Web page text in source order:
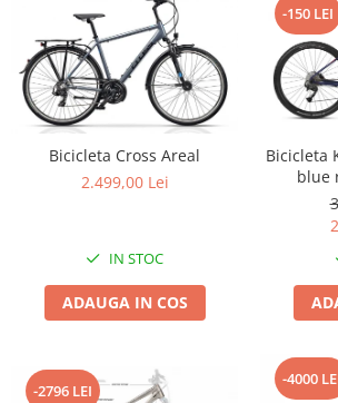
Manete frână
Manete combo
Piese manete
Manete schimbător
Manșoane și ghidolină
Ghidolină
Accesorii
Pinioane
Pipe
Roți spate
Bicicleta Cross Areal
2.499,00 Lei
IN STOC
ADAUGA IN COS
-150 LEI
Bicicleta
blue
-2796 LEI
-4000